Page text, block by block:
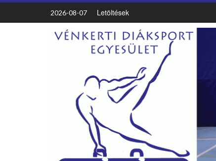
2026-08-07 Letöltések